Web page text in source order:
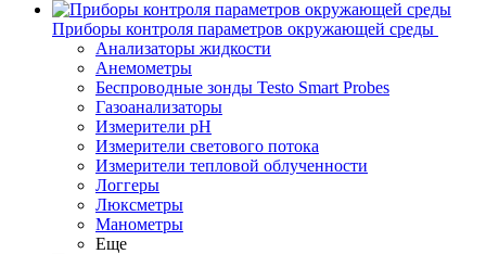
Приборы контроля параметров окружающей среды
Анализаторы жидкости
Анемометры
Беспроводные зонды Testo Smart Probes
Газоанализаторы
Измерители pH
Измерители светового потока
Измерители тепловой облученности
Логгеры
Люксметры
Манометры
Еще